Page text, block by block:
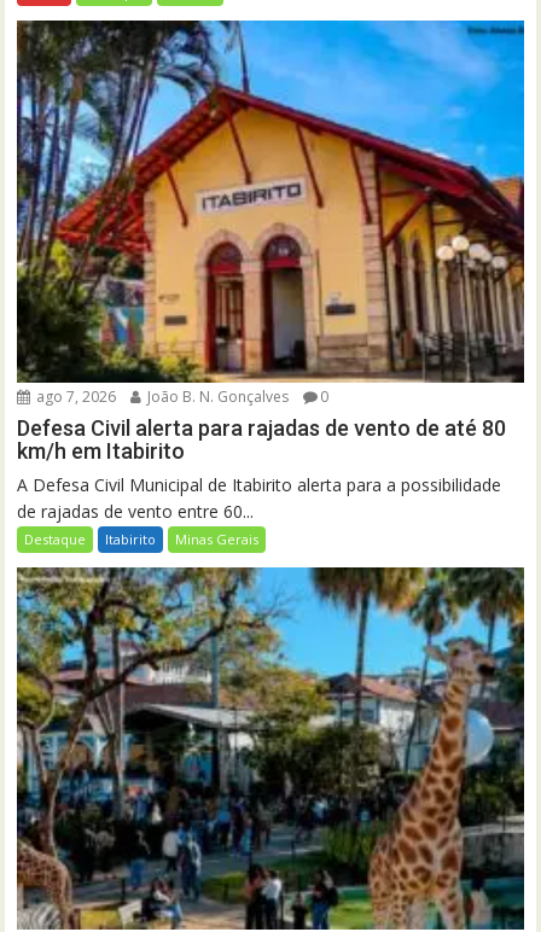
ago 7, 2026 João B. N. Gonçalves 0
Defesa Civil alerta para rajadas de vento de até 80
km/h em Itabirito
A Defesa Civil Municipal de Itabirito alerta para a possibilidade
de rajadas de vento entre 60...
Destaque Itabirito Minas Gerais